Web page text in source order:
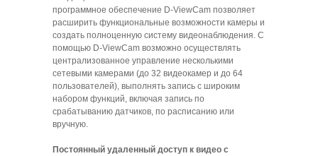
программное обеспечение D-ViewCam позволяет
расширить функциональные возможности камеры и
создать полноценную систему видеонаблюдения. С
помощью D-ViewCam возможно осуществлять
централизованное управление несколькими
сетевыми камерами (до 32 видеокамер и до 64
пользователей), выполнять запись с широким
набором функций, включая запись по
срабатыванию датчиков, по расписанию или
вручную.
Постоянный удаленный доступ к видео с